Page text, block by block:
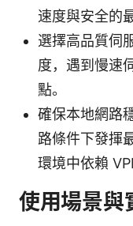
速度與安全的
選擇高品質伺
度，遇到慢速
點。
確保本地網路
路條件下發揮
環境中依賴
使用場景與